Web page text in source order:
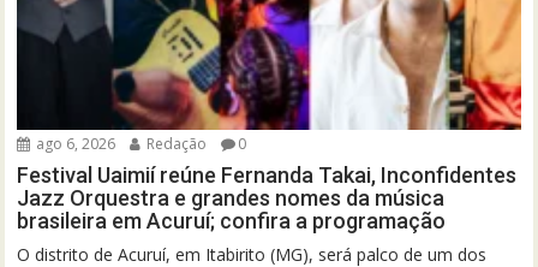
ago 6, 2026 Redação 0
Festival Uaimií reúne Fernanda Takai, Inconfidentes
Jazz Orquestra e grandes nomes da música
brasileira em Acuruí; confira a programação
O distrito de Acuruí, em Itabirito (MG), será palco de um dos